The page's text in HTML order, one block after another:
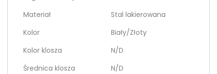
Materiał
Stal lakierowana
Kolor
Biały/Złoty
Kolor klosza
N/D
Średnica klosza
N/D